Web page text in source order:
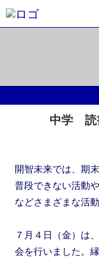
中学 読
開智未来では、期
普段できない活動
などさまざまな活
７月４日（金）は
会を行いました。